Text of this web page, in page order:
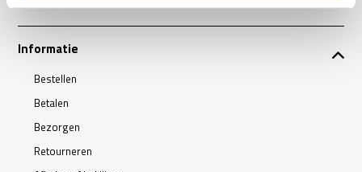
Informatie
Bestellen
Betalen
Bezorgen
Retourneren